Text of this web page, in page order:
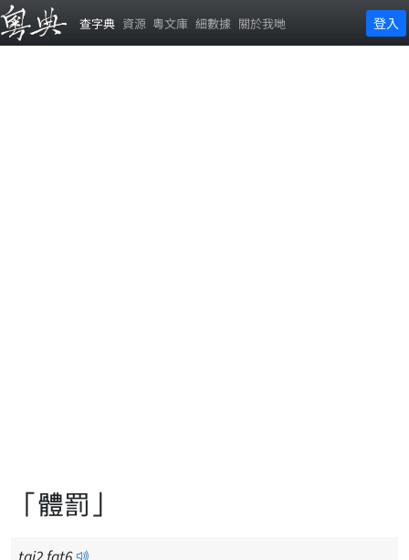
查字典 資源 粵文庫 細數據 關於我哋 登入
「體罰」
tai2fat6